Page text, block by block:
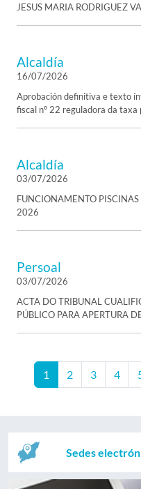
JESUS MARIA RODRIGUEZ
Alcaldía
16/07/2026
Aprobación definitiva e texto
fiscal nº 22 reguladora da taxa
Alcaldía
03/07/2026
FUNCIONAMENTO
2026
Persoal
03/07/2026
ACTA DO TRIBUNAL
PÚBLICO PARA APERTURA
1 2 3 4
Sedes